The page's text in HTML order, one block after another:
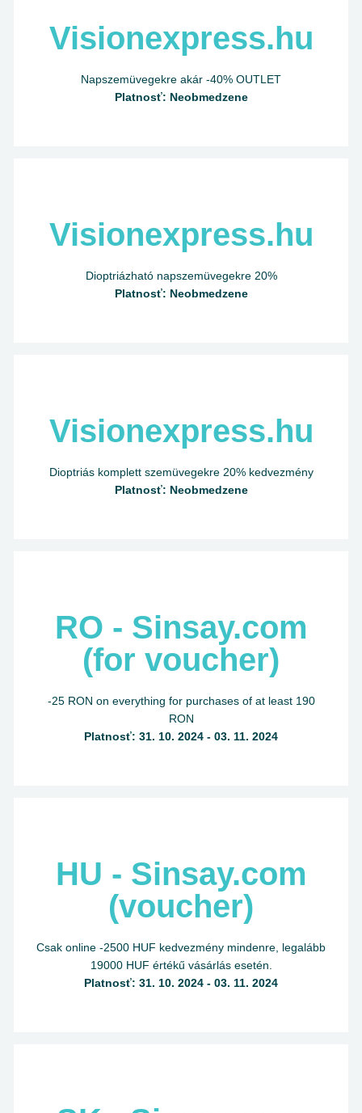
Visionexpress.hu
Napszemüvegekre akár -40% OUTLET
Platnosť: Neobmedzene
Visionexpress.hu
Dioptriázható napszemüvegekre 20%
Platnosť: Neobmedzene
Visionexpress.hu
Dioptriás komplett szemüvegekre 20% kedvezmény
Platnosť: Neobmedzene
RO - Sinsay.com
(for voucher)
-25 RON on everything for purchases of at least 190
RON
Platnosť: 31. 10. 2024 - 03. 11. 2024
HU - Sinsay.com
(voucher)
Csak online -2500 HUF kedvezmény mindenre, legalább
19000 HUF értékű vásárlás esetén.
Platnosť: 31. 10. 2024 - 03. 11. 2024